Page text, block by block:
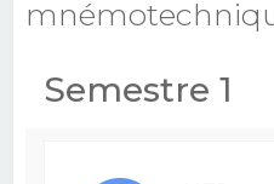
Semestre 1